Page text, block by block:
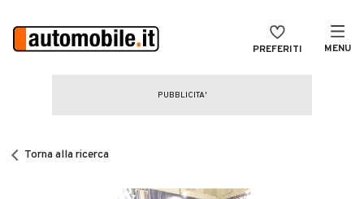
PREFERITI MENU
CERCA
Torna alla ricerca